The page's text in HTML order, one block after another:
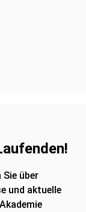
über
und aktuelle